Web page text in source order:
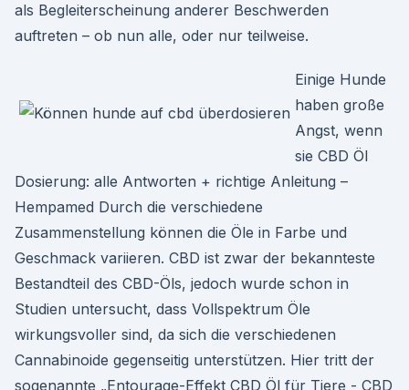
als Begleiterscheinung anderer Beschwerden
auftreten – ob nun alle, oder nur teilweise.
Einige Hunde
haben große
Angst, wenn
sie CBD Öl
Dosierung: alle Antworten + richtige Anleitung –
Hempamed Durch die verschiedene
Zusammenstellung können die Öle in Farbe und
Geschmack variieren. CBD ist zwar der bekannteste
Bestandteil des CBD-Öls, jedoch wurde schon in
Studien untersucht, dass Vollspektrum Öle
wirkungsvoller sind, da sich die verschiedenen
Cannabinoide gegenseitig unterstützen. Hier tritt der
sogenannte „Entourage-Effekt CBD Öl für Tiere - CBD